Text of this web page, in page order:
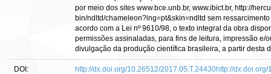
por meio dos sites www.bce.unb.br, www.ibict.br, http://
bin/ndltd/chameleon?lng=pt&skin=ndltd sem
acordo com a Lei nº 9610/98, o texto integral da obra
permissões assinaladas, para fins de leitura, impressão e/
divulgação da produção científica brasileira, a partir desta
DOI: http://dx.doi.org/10.26512/2017.05.T.24430http://